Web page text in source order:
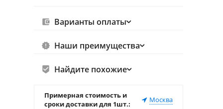
Варианты оплаты
Наши преимущества
Найдите похожие
Примерная стоимость и
сроки доставки для 1шт.:
Москва